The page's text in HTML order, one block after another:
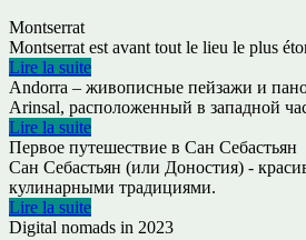
Montserrat
Montserrat est avant tout le lieu le plus
Lire la suite
Andorra – живописные пейзажи и
Arinsal, расположенный в западной
Lire la suite
Первое путешествие в Сан Себастьян
Сан Себастьян (или Доностия) -
кулинарными традициями.
Lire la suite
Digital nomads in 2023